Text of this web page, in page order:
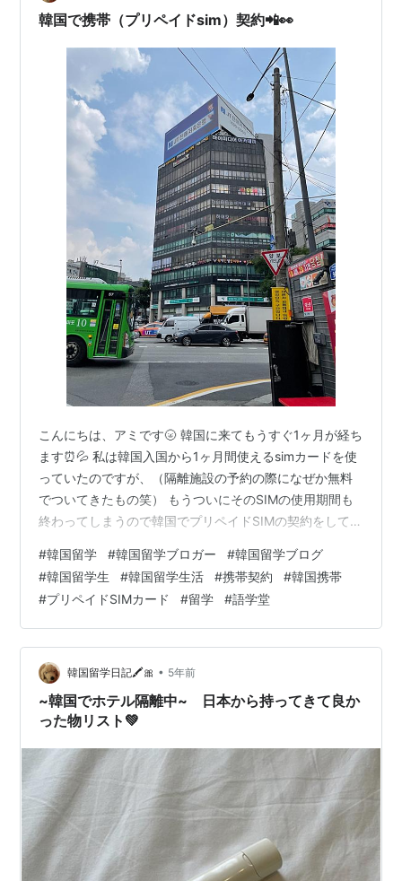
韓国で携帯（プリペイドsim）契約📲👀
こんにちは、アミです🌝 韓国に来てもうすぐ1ヶ月が経ち
ます⏰💦 私は韓国入国から1ヶ月間使えるsimカードを使
っていたのですが、（隔離施設の予約の際になぜか無料
でついてきたもの笑） もうついにそのSIMの使用期間も
終わってしまうので韓国でプリペイドSIMの契約をしてき
（シンチョン）にあるKOREAINFO（コリアインフォ）さ
んです🖍 日本語対応ということだったので安心😮‍💨💛 メー
ルで連絡してから新村にあるオフィスに行きました💁🏻‍♀️
KOREAINFO ・行き方 ・契約内容 ・解約 ・支払い方法
・その他 KOREAINFO ・行き方 …
#韓国留学 #韓国留学ブロガー #韓国留学ブログ
#韓国留学生 #韓国留学生活 #携帯契約 #韓国携帯
#プリペイドSIMカード #留学 #語学堂
韓国留学日記🖍🎀 • 5年前
~韓国でホテル隔離中~ 日本から持ってきて良か
った物リスト💚